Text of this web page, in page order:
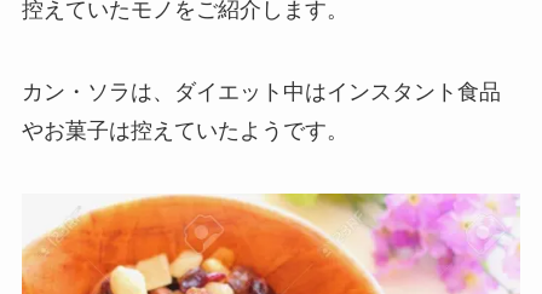
控えていたモノをご紹介します。
カン・ソラは、ダイエット中はインスタント食品
やお菓子は控えていたようです。